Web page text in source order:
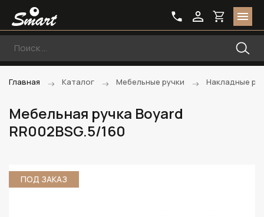
Главная Каталог Мебельные ручки Накладные
Мебельная ручка Boyard
RR002BSG.5/160
ПОД ЗАКАЗ